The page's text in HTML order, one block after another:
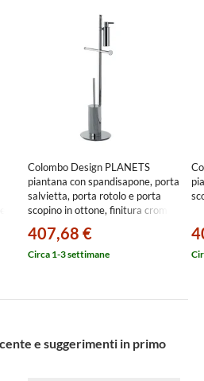
Colombo Design PLANETS
piantana con spandisapone, porta
salvietta, porta rotolo e porta
scopino in ottone, finitura cromo
407,68 €
Circa 1-3 settimane
e suggerimenti in primo